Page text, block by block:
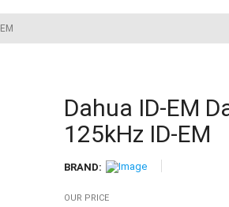
Dahua ID-EM
125kHz ID-EM
BRAND:
OUR PRICE